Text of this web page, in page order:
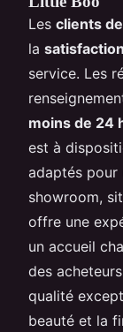
Les clients
la
service. Les
moins de 24
est à
adaptés pour
showroom,
offre une
un accueil
des
qualité
beauté et la